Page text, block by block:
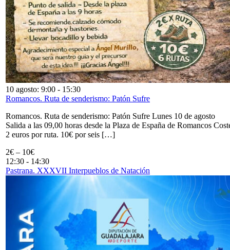
10 agosto: 9:00 - 15:30
Romancos. Ruta de senderismo: Patón Sufre
Romancos. Ruta de senderismo: Patón Sufre Lunes 10 de agosto
Salida a las 09,00 horas desde la Plaza de España de Romancos
2 euros por ruta. 10€ por seis […]
2€ – 10€
12:30 - 14:30
Pastrana. XXXVII Interpueblos de Natación